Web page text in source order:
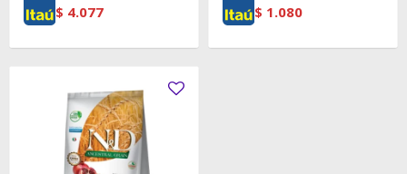
$ 4.077 $ 1.080